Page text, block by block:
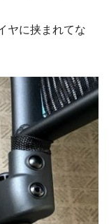
ヤに挟まれてな